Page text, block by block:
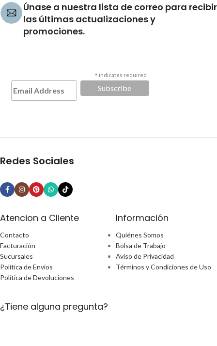
Únase a nuestra lista de correo para recibir
las últimas actualizaciones y
promociones.
* indicates required
Redes Sociales
Atencion a Cliente
Contacto
Facturación
Sucursales
Política de Envíos
Política de Devoluciones
Información
Quiénes Somos
Bolsa de Trabajo
Aviso de Privacidad
Términos y Condiciones de Uso
¿Tiene alguna pregunta?